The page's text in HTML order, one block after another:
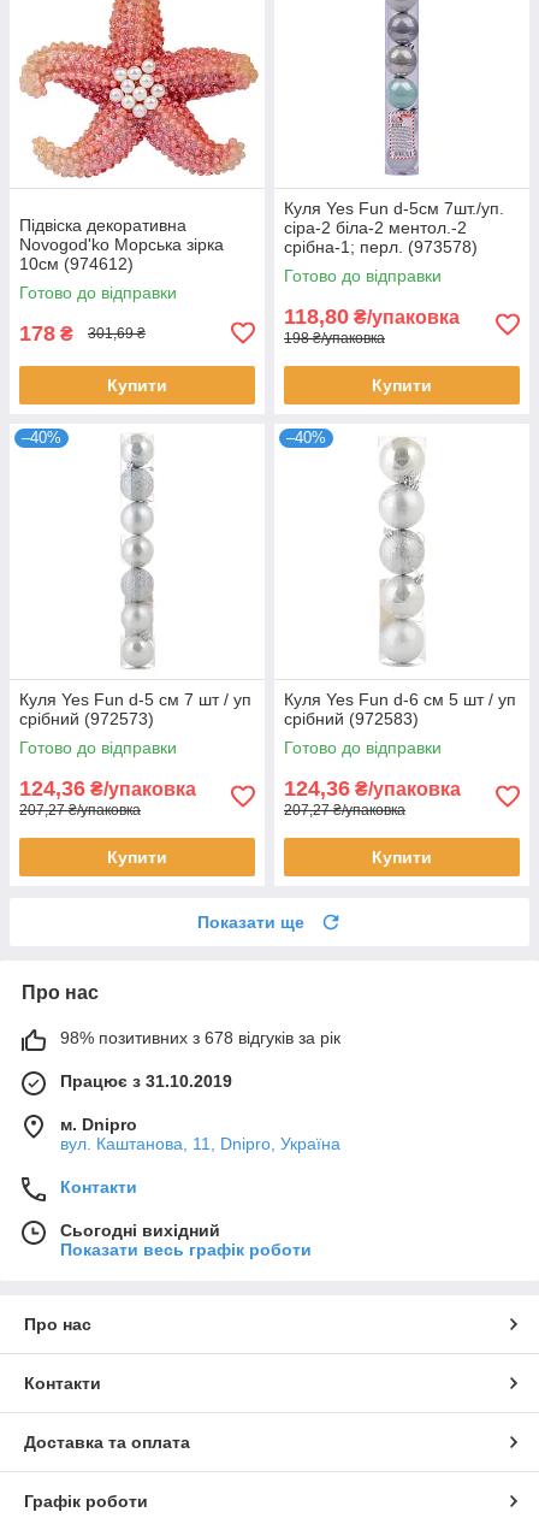
Підвіска декоративна
Novogod'ko Морська зірка
10см (974612)
Готово до відправки
178 ₴ 301,69 ₴
Купити
Куля Yes Fun d-5см 7шт./уп.
сіра-2 біла-2 ментол.-2
срібна-1; перл. (973578)
Готово до відправки
118,80 ₴/упаковка
198 ₴/упаковка
Купити
–40%
Куля Yes Fun d-5 cм 7 шт / уп
срібний (972573)
Готово до відправки
124,36 ₴/упаковка
207,27 ₴/упаковка
Купити
–40%
Куля Yes Fun d-6 cм 5 шт / уп
срібний (972583)
Готово до відправки
124,36 ₴/упаковка
207,27 ₴/упаковка
Купити
Показати ще
Про нас
98% позитивних з 678 відгуків за рік
Працює з 31.10.2019
м. Dnipro
вул. Каштанова, 11, Dnipro, Україна
Контакти
Сьогодні вихідний
Показати весь графік роботи
Про нас
Контакти
Доставка та оплата
Графік роботи